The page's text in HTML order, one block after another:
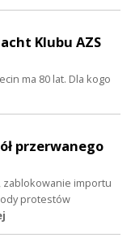
Klubu AZS
ma 80 lat. Dla kogo
przerwanego
zablokowanie importu
protestów